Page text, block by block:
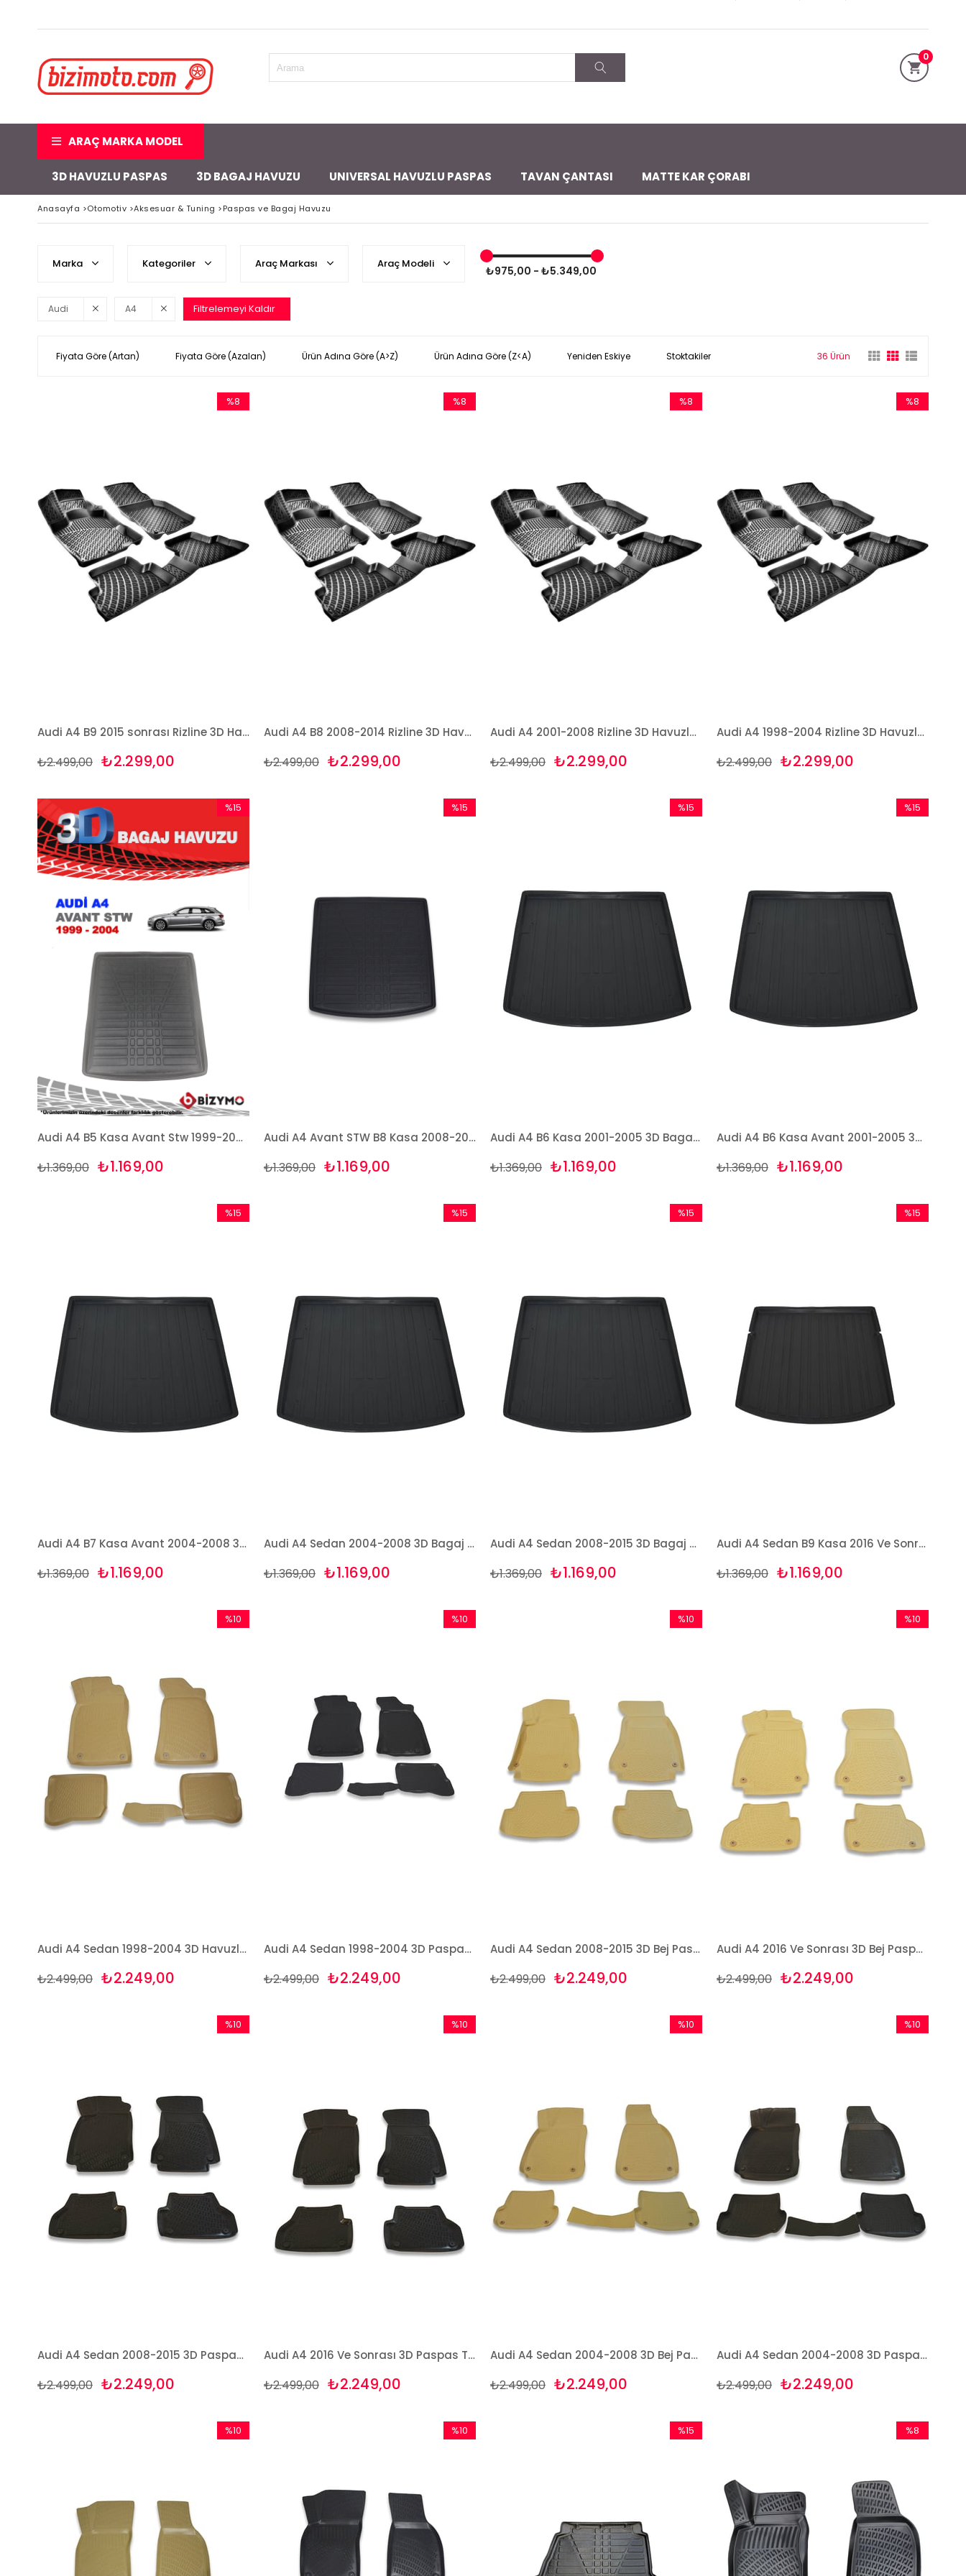
0
ARAÇ MARKA MODEL
3D HAVUZLU PASPAS 3D BAGAJ HAVUZU UNIVERSAL HAVUZLU PASPAS TAVAN ÇANTASI MATTE KAR ÇORABI
Anasayfa >Otomotiv >Aksesuar & Tuning >Paspas ve Bagaj Havuzu
Marka Kategoriler Araç Markası Araç Modeli
₺975,00 - ₺5.349,00
Audi A4 Filtrelemeyi Kaldır
Fiyata Göre (Artan) Fiyata Göre (Azalan) Ürün Adına Göre (A>Z) Ürün Adına Göre (Z<A) Yeniden Eskiye Stoktakiler 36 Ürün
Audi A4 B9 2015 sonrası Rizline 3D Havuzlu Paspas
₺2.299,00
₺2.499,00
%8
Audi A4 B8 2008-2014 Rizline 3D Havuzlu Paspas
₺2.299,00
₺2.499,00
%8
Audi A4 2001-2008 Rizline 3D Havuzlu Paspas
₺2.299,00
₺2.499,00
%8
Audi A4 1998-2004 Rizline 3D Havuzlu Paspas
₺2.299,00
₺2.499,00
%8
Audi A4 B5 Kasa Avant Stw 1999-2004 3D Bagaj Havuzu Bizymo
₺1.169,00
₺1.369,00
%15
%15İndirim
Audi A4 Avant STW B8 Kasa 2008-2015 3D Bagaj Havuzu Bizymo
₺1.169,00
₺1.369,00
%15
Audi A4 B6 Kasa 2001-2005 3D Bagaj Havuzu Bizymo
₺1.169,00
₺1.369,00
%15
Audi A4 B6 Kasa Avant 2001-2005 3D Bagaj Havuzu Bizymo
₺1.169,00
₺1.369,00
%15
Audi A4 B7 Kasa Avant 2004-2008 3D Bagaj Havuzu Bizymo
₺1.169,00
₺1.369,00
%15
Audi A4 Sedan 2004-2008 3D Bagaj Havuzu Bizymo
₺1.169,00
₺1.369,00
%15
Audi A4 Sedan 2008-2015 3D Bagaj Havuzu Bizymo
₺1.169,00
₺1.369,00
%15
Audi A4 Sedan B9 Kasa 2016 Ve Sonrası 3D Bagaj Havuzu Bizymo
₺1.169,00
₺1.369,00
%15
Audi A4 Sedan 1998-2004 3D Havuzlu Bej Paspas Takımı Bizymo
₺2.249,00
₺2.499,00
%10
Audi A4 Sedan 1998-2004 3D Paspas Takımı Bizymo
₺2.249,00
₺2.499,00
%10
Audi A4 Sedan 2008-2015 3D Bej Paspas Takımı Bizymo
₺2.249,00
₺2.499,00
%10
Audi A4 2016 Ve Sonrası 3D Bej Paspas Takımı Bizymo
₺2.249,00
₺2.499,00
%10
Audi A4 Sedan 2008-2015 3D Paspas Takımı Bizymo
₺2.249,00
₺2.499,00
%10
Audi A4 2016 Ve Sonrası 3D Paspas Takımı Bizymo
₺2.249,00
₺2.499,00
%10
Audi A4 Sedan 2004-2008 3D Bej Paspas Takımı Bizymo
₺2.249,00
₺2.499,00
%10
Audi A4 Sedan 2004-2008 3D Paspas Takımı Bizymo
₺2.249,00
₺2.499,00
%10
%10
%10
%15
%8